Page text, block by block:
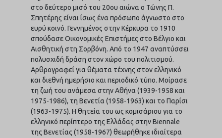
στο δεύτερο μισό του 20ου αιώνα ο Τώνης Π.
Σπητέρης είναι ίσως ένα πρόσωπο άγνωστο στο
ευρύ κοινό. Γεννημένος στην Κέρκυρα το 1910
σπούδασε Οικονομικές Επιστήμες στο Βέλγιο και
Αισθητική στη Σορβόνη. Από το 1947 αναπτύσσει
πολυσχιδή δράση στον χώρο του πολιτισμού.
Αρθρογραφεί για θέματα τέχνης στον ελληνικό
και διεθνή ημερήσιο και περιοδικό τύπο. Μοίρασε
τη ζωή του ανάμεσα στην Αθήνα (1939-1958 και
1975-1986), τη Βενετία (1958-1963) και το Παρίσι
(1963-1975). Η θητεία του ως κομισάριου για το
ελληνικό περίπτερο της Ελλάδας στην Biennale
της Βενετίας (1958-1967) θεωρήθηκε ιδιαίτερα